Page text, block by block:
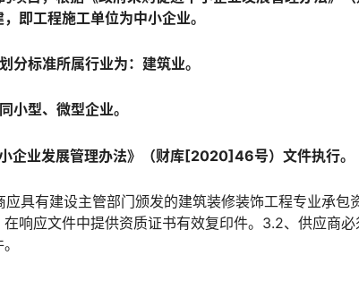
即工程施工单位为中小企业。
分标准所属行业为：建筑业。
小型、微型企业。
企业发展管理办法》（财库[2020]46号）文件执行。
具有建设主管部门颁发的建筑装修装饰工程专业承包
响应文件中提供资质证书有效复印件。3.2、供应商必